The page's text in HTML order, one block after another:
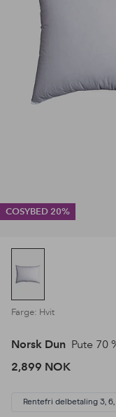
COSYBED 20%
Farge: Hvit
Norsk Dun Pute 70
2,899 NOK
Rentefri delbetaling 3, 6,